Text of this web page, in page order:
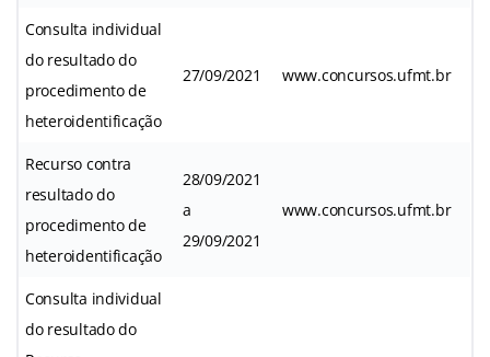
Consulta individual
do resultado do
procedimento de
heteroidentificação
27/09/2021 www.concursos.ufmt.br
Recurso contra
resultado do
procedimento de
heteroidentificação
28/09/2021
a
29/09/2021
www.concursos.ufmt.br
Consulta individual
do resultado do